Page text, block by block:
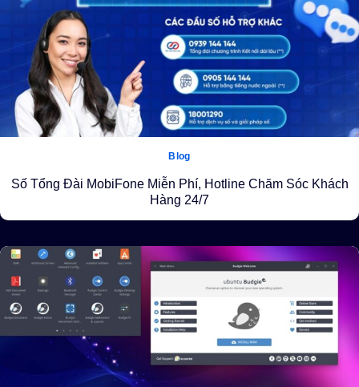
Blog
Số Tổng Đài MobiFone Miễn Phí, Hotline Chăm Sóc Khách
Hàng 24/7